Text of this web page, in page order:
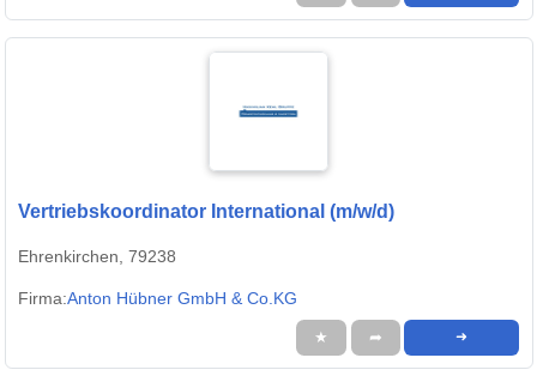
Vertriebskoordinator International (m/w/d)
Ehrenkirchen, 79238
Firma:Anton Hübner GmbH & Co.KG
★ ➦ ➜